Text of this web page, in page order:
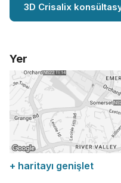
3D Crisalix
Yer
+ haritayı genişlet